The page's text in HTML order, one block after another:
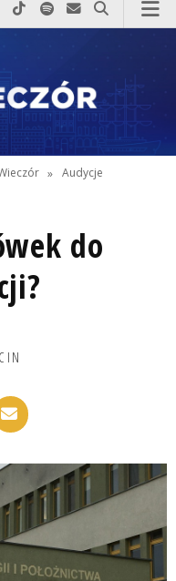
do nas zadzwoń
nas na Facebook-u
nas na X
Odwiedź nas na Instagram-ie
Odwiedź nas na TikTok-u
Szukaj nas na Spotify
Wyślij do nas
Szukaj
» Audycje
do